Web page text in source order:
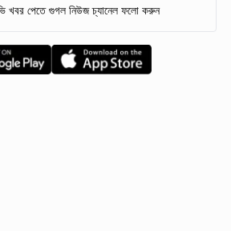
খবর পেতে গুগল নিউজ চ্যানেল ফলো করুন